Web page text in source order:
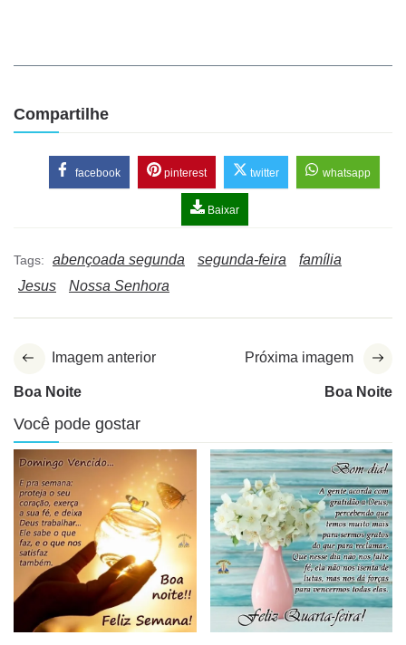
Compartilhe
facebook pinterest twitter whatsapp
Baixar
Tags: abençoada segunda segunda-feira
família
Jesus
Nossa Senhora
Imagem anterior
Boa Noite
Próxima imagem
Boa Noite
Você pode gostar